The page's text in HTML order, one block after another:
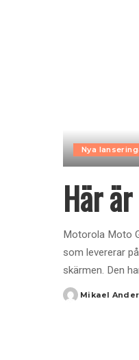
Nya
Här
Motorola Moto
som levererar
skärmen. Den
Posted
Mikael